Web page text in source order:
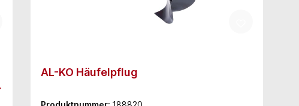
AL-KO Häufelpflug